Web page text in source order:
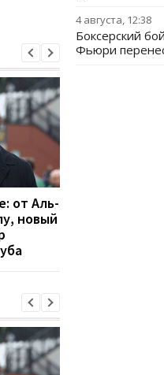
от Аль-
новый
4 августа, 12:38
Боксерский
Фьюри